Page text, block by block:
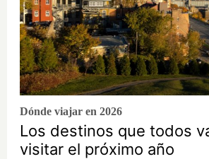
Dónde viajar en 2026
Los destinos que todos
visitar el próximo año